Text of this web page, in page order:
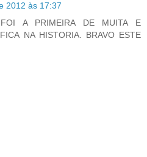
2012 às 17:37
FOI A PRIMEIRA DE MUITA E
NA HISTORIA. BRAVO ESTE